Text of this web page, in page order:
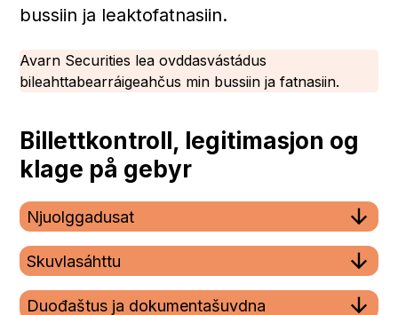
bussiin ja leaktofatnasiin.
Avarn Securities lea ovddasvástádus
bileahttabearráigeahčus min bussiin ja fatnasiin.
Billettkontroll, legitimasjon og
klage på gebyr
Njuolggadusat
Skuvlasáhttu
Duođaštus ja dokumentašuvdna